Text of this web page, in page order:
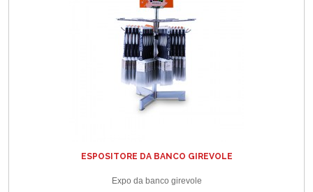
ESPOSITORE DA BANCO GIREVOLE
Expo da banco girevole